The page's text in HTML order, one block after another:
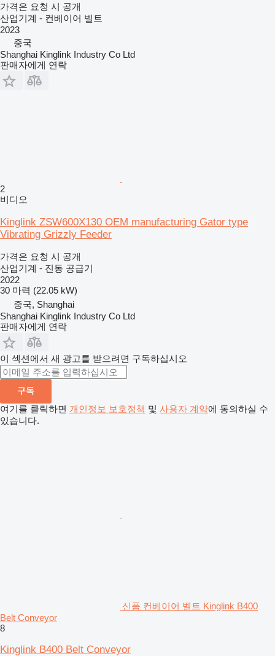
가격은 요청 시 공개
산업기계 - 컨베이어 벨트
2023
중국
Shanghai Kinglink Industry Co Ltd
판매자에게 연락
2
비디오
Kinglink ZSW600X130 OEM manufacturing Gator type
Vibrating Grizzly Feeder
가격은 요청 시 공개
산업기계 - 진동 공급기
2022
30 마력 (22.05 kW)
중국, Shanghai
Shanghai Kinglink Industry Co Ltd
판매자에게 연락
이 섹션에서 새 광고를 받으려면 구독하십시오
구독
여기를 클릭하면 개인정보 보호정책 및 사용자 계약에 동의하실 수
있습니다.
신품 컨베이어 벨트 Kinglink B400
Belt Conveyor
8
Kinglink B400 Belt Conveyor